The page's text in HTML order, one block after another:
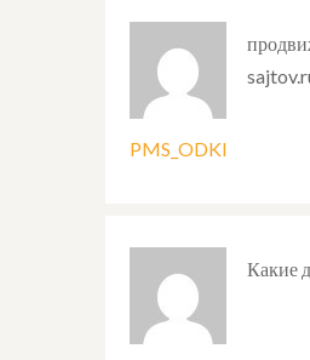
PMS_ODKI
Какие